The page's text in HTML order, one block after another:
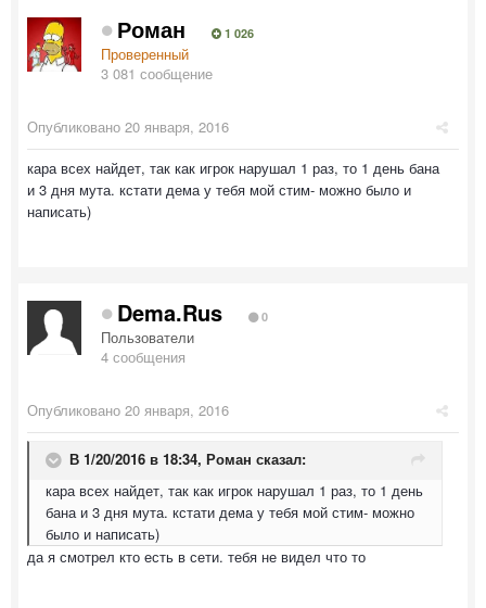
Роман 1 026
Проверенный
3 081 сообщение
Опубликовано 20 января, 2016
кара всех найдет, так как игрок нарушал 1 раз, то 1 день бана
и 3 дня мута. кстати дема у тебя мой стим- можно было и
написать)
Dema.Rus 0
Пользователи
4 сообщения
Опубликовано 20 января, 2016
В 1/20/2016 в 18:34, Роман сказал:
кара всех найдет, так как игрок нарушал 1 раз, то 1 день
бана и 3 дня мута. кстати дема у тебя мой стим- можно
было и написать)
да я смотрел кто есть в сети. тебя не видел что то